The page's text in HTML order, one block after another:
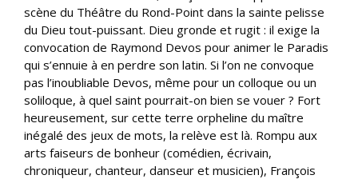
scène du Théâtre du Rond-Point dans la sainte pelisse
du Dieu tout-puissant. Dieu gronde et rugit : il exige la
convocation de Raymond Devos pour animer le Paradis
qui s’ennuie à en perdre son latin. Si l’on ne convoque
pas l’inoubliable Devos, même pour un colloque ou un
soliloque, à quel saint pourrait-on bien se vouer ? Fort
heureusement, sur cette terre orpheline du maître
inégalé des jeux de mots, la relève est là. Rompu aux
arts faiseurs de bonheur (comédien, écrivain,
chroniqueur, chanteur, danseur et musicien), François